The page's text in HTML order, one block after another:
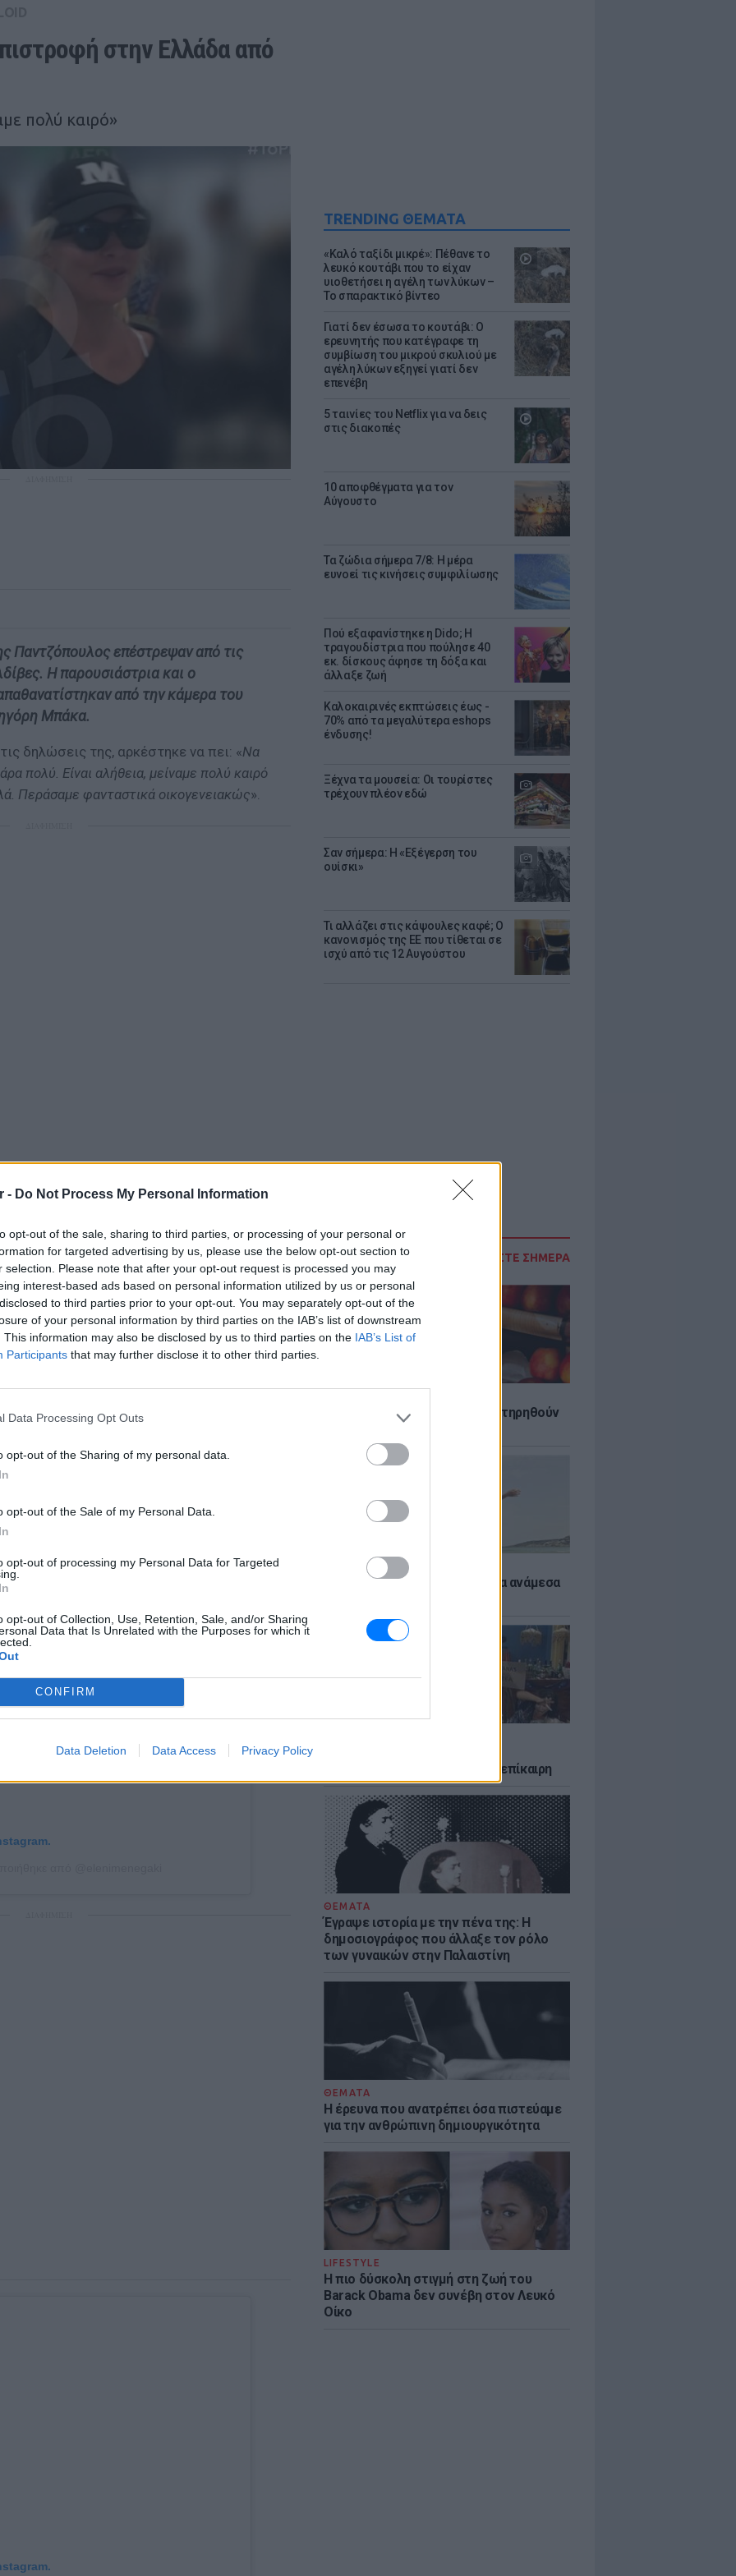
- Do Not Process My Personal Information
opt-out of the sale, sharing to third parties, or processing of your personal or
for targeted advertising by us, please use the below opt-out section to
selection. Please note that after your opt-out request is processed you may
interest-based ads based on personal information utilized by us or personal
to third parties prior to your opt-out. You may separately opt-out of the
of your personal information by third parties on the IAB’s list of downstream
This information may also be disclosed by us to third parties on the IAB’s List of
Participants that may further disclose it to other third parties.
Data Processing Opt Outs
opt-out of the Sharing of my personal data.
opt-out of the Sale of my Personal Data.
opt-out of processing my Personal Data for Targeted
opt-out of Collection, Use, Retention, Sale, and/or Sharing
Data that Is Unrelated with the Purposes for which it
CONFIRM
Data Deletion Data Access Privacy Policy
TRENDING ΘΕΜΑΤΑ
«Καλό ταξίδι μικρέ»: Πέθανε το
λευκό κουτάβι που το είχαν
υιοθετήσει η αγέλη των λύκων –
Το σπαρακτικό βίντεο
Γιατί δεν έσωσα το κουτάβι: Ο
ερευνητής που κατέγραφε τη
συμβίωση του μικρού σκυλιού με
αγέλη λύκων εξηγεί γιατί δεν
επενέβη
5 ταινίες του Netflix για να δεις
στις διακοπές
10 αποφθέγματα για τον
Αύγουστο
Τα ζώδια σήμερα 7/8: Η μέρα
ευνοεί τις κινήσεις συμφιλίωσης
Πού εξαφανίστηκε η Dido; Η
τραγουδίστρια που πούλησε 40
εκ. δίσκους άφησε τη δόξα και
άλλαξε ζωή
Καλοκαιρινές εκπτώσεις έως -
70% από τα μεγαλύτερα eshops
ένδυσης!
Ξέχνα τα μουσεία: Οι τουρίστες
τρέχουν πλέον εδώ
Σαν σήμερα: Η «Εξέγερση του
ουίσκι»
Τι αλλάζει στις κάψουλες καφέ; Ο
κανονισμός της ΕΕ που τίθεται σε
ισχύ από τις 12 Αυγούστου
ΔΙΑΒΑΣΤΕ ΣΗΜΕΡΑ
6 φρούτα που μπορουν να διατηρηθούν
Πώς να αποφύγεις το σύγκαμα ανάμεσα
νεοπλουτισμό και παραμένει επίκαιρη
ΘΕΜΑΤΑ
Έγραψε ιστορία με την πένα της: Η
δημοσιογράφος που άλλαξε τον ρόλο
των γυναικών στην Παλαιστίνη
ΘΕΜΑΤΑ
Η έρευνα που ανατρέπει όσα πιστεύαμε
για την ανθρώπινη δημιουργικότητα
LIFESTYLE
Η πιο δύσκολη στιγμή στη ζωή του
Barack Obama δεν συνέβη στον Λευκό
Οίκο
στην Ελλάδα από
πολύ καιρό»
Παντζόπουλος επέστρεψαν από τις
Η παρουσιάστρια και ο
από την κάμερα του
Μπάκα.
δηλώσεις της, αρκέστηκε να πει: «Να
πολύ. Είναι αλήθεια, μείναμε πολύ καιρό
Περάσαμε φανταστικά οικογενειακώς».
της στις Μαλδίβες, η Ελένη Μενεγάκη
στον προσωπικό της λογαριασμό στο